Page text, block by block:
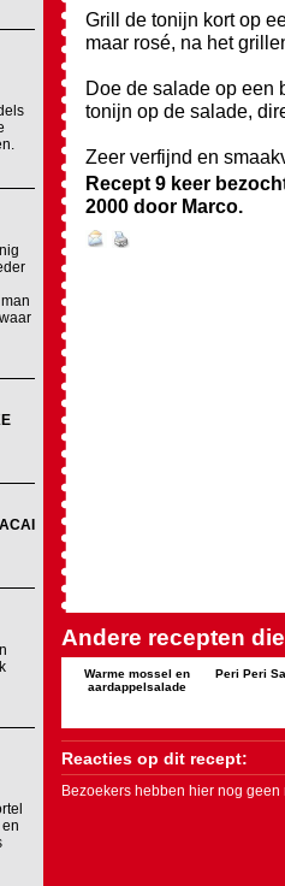
Grill de tonijn kort op
maar rosé, na het
Doe de salade op een
tonijn op de salade,
Zeer verfijnd en
Recept 9 keer
2000 door Marco.
Andere recepten
Warme mossel en
aardappelsalade
Peri Peri
Reacties op dit recept:
Bezoekers hebben hier nog